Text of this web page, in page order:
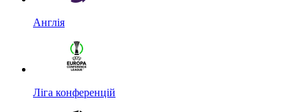
Англія
Ліга конференцій